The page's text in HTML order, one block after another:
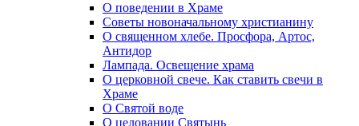
О поведении в Храме
Советы новоначальному христианину
О священном хлебе. Просфора, Артос,
Антидор
Лампада. Освещение храма
О церковной свече. Как ставить свечи в
Храме
О Святой воде
О целовании Святынь